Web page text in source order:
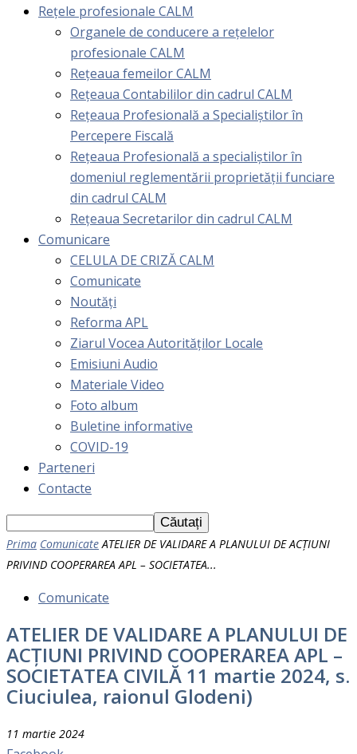
Rețele profesionale CALM
Organele de conducere a rețelelor
profesionale CALM
Rețeaua femeilor CALM
Rețeaua Contabililor din cadrul CALM
Rețeaua Profesională a Specialiștilor în
Percepere Fiscală
Reţeaua Profesională a specialiştilor în
domeniul reglementării proprietăţii funciare
din cadrul CALM
Rețeaua Secretarilor din cadrul CALM
Comunicare
CELULA DE CRIZĂ CALM
Comunicate
Noutăți
Reforma APL
Ziarul Vocea Autorităților Locale
Emisiuni Audio
Materiale Video
Foto album
Buletine informative
COVID-19
Parteneri
Contacte
Prima Comunicate ATELIER DE VALIDARE A PLANULUI DE ACȚIUNI
PRIVIND COOPERAREA APL – SOCIETATEA...
Comunicate
ATELIER DE VALIDARE A PLANULUI DE
ACȚIUNI PRIVIND COOPERAREA APL –
SOCIETATEA CIVILĂ 11 martie 2024, s.
Ciuciulea, raionul Glodeni)
11 martie 2024